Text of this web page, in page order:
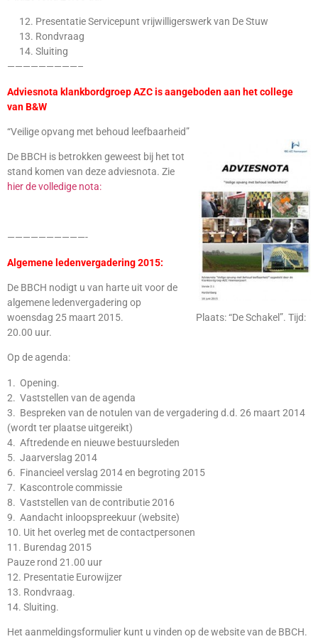
Presentatie Servicepunt vrijwilligerswerk van De Stuw
Rondvraag
Sluiting
—————————–
Adviesnota klankbordgroep AZC is aangeboden aan het college
van B&W
“Veilige opvang met behoud leefbaarheid”
De BBCH is betrokken geweest bij het tot
stand komen van deze adviesnota. Zie
hier de volledige nota:
——————————-
Algemene ledenvergadering 2015:
De BBCH nodigt u van harte uit voor de
algemene ledenvergadering op
woensdag 25 maart 2015. Plaats: “De Schakel”. Tijd:
20.00 uur.
Op de agenda:
1. Opening.
2. Vaststellen van de agenda
3. Bespreken van de notulen van de vergadering d.d. 26 maart 2014
(wordt ter plaatse uitgereikt)
4. Aftredende en nieuwe bestuursleden
5. Jaarverslag 2014
6. Financieel verslag 2014 en begroting 2015
7. Kascontrole commissie
8. Vaststellen van de contributie 2016
9. Aandacht inloopspreekuur (website)
10. Uit het overleg met de contactpersonen
11. Burendag 2015
Pauze rond 21.00 uur
12. Presentatie Eurowijzer
13. Rondvraag.
14. Sluiting.
Het aanmeldingsformulier kunt u vinden op de website van de BBCH.